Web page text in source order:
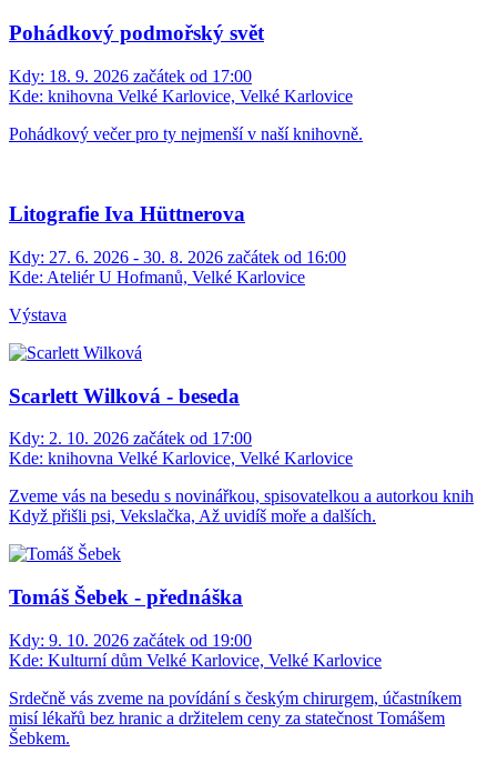
Pohádkový podmořský svět
Kdy: 18. 9. 2026 začátek od 17:00
Kde: knihovna Velké Karlovice, Velké Karlovice
Pohádkový večer pro ty nejmenší v naší knihovně.
Litografie Iva Hüttnerova
Kdy: 27. 6. 2026 - 30. 8. 2026 začátek od 16:00
Kde: Ateliér U Hofmanů, Velké Karlovice
Výstava
Scarlett Wilková - beseda
Kdy: 2. 10. 2026 začátek od 17:00
Kde: knihovna Velké Karlovice, Velké Karlovice
Zveme vás na besedu s novinářkou, spisovatelkou a autorkou knih
Když přišli psi, Vekslačka, Až uvidíš moře a dalších.
Tomáš Šebek - přednáška
Kdy: 9. 10. 2026 začátek od 19:00
Kde: Kulturní dům Velké Karlovice, Velké Karlovice
Srdečně vás zveme na povídání s českým chirurgem, účastníkem
misí lékařů bez hranic a držitelem ceny za statečnost Tomášem
Šebkem.